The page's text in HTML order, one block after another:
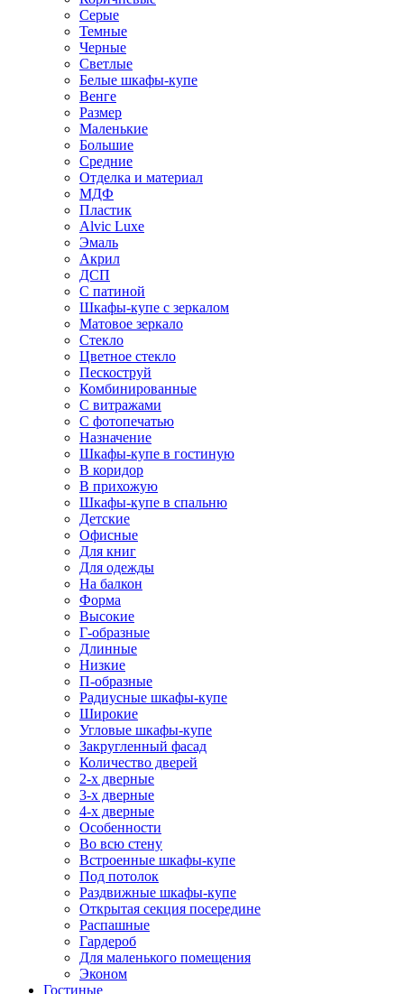
Серые
Темные
Черные
Светлые
Белые шкафы-купе
Венге
Размер
Маленькие
Большие
Средние
Отделка и материал
МДФ
Пластик
Alvic Luxe
Эмаль
Акрил
ДСП
С патиной
Шкафы-купе с зеркалом
Матовое зеркало
Стекло
Цветное стекло
Пескоструй
Комбинированные
С витражами
С фотопечатью
Назначение
Шкафы-купе в гостиную
В коридор
В прихожую
Шкафы-купе в спальню
Детские
Офисные
Для книг
Для одежды
На балкон
Форма
Высокие
Г-образные
Длинные
Низкие
П-образные
Радиусные шкафы-купе
Широкие
Угловые шкафы-купе
Закругленный фасад
Количество дверей
2-х дверные
3-х дверные
4-х дверные
Особенности
Во всю стену
Встроенные шкафы-купе
Под потолок
Раздвижные шкафы-купе
Открытая секция посередине
Распашные
Гардероб
Для маленького помещения
Эконом
Гостиные